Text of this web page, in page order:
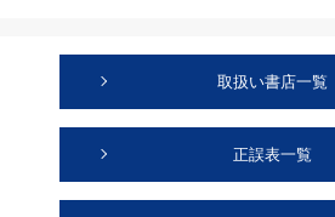
取扱い書店一覧
正誤表一覧